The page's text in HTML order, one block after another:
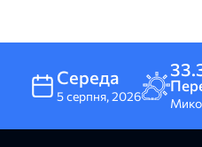
Середа
5серпня,2026